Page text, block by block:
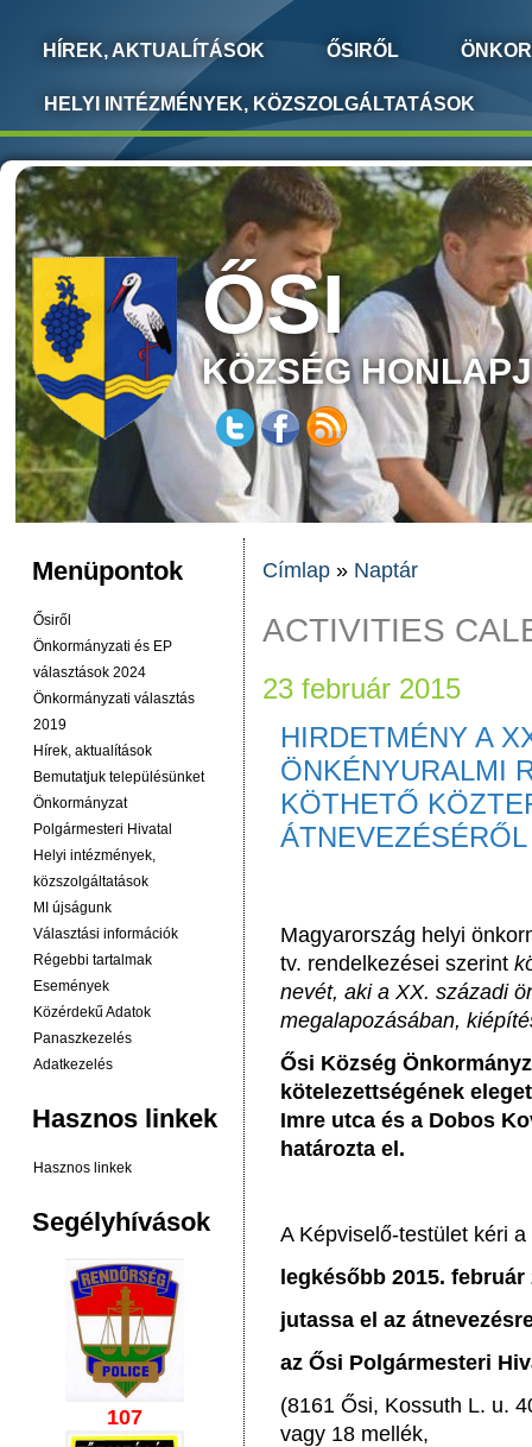
HÍREK, AKTUALÍTÁSOK ŐSIRŐL
HELYI INTÉZMÉNYEK, KÖZSZOLGÁLTATÁSOK
ŐSI
KÖZSÉG
Menüpontok
Ősiről
Önkormányzati és EP
választások 2024
Önkormányzati választás
2019
Hírek, aktualítások
Bemutatjuk településünket
Önkormányzat
Polgármesteri Hivatal
Helyi intézmények,
közszolgáltatások
MI újságunk
Választási információk
Régebbi tartalmak
Események
Közérdekű Adatok
Panaszkezelés
Adatkezelés
Hasznos linkek
Hasznos linkek
Segélyhívások
107
JELENLEGI HELY
Címlap » Naptár
ACTIVITIES
23 február 2015
HIRDETMÉNY A
ÖNKÉNYURALMI
KÖTHETŐ
ÁTNEVEZÉSÉRŐL
Magyarország helyi
tv. rendelkezései szerint
nevét, aki a XX. századi
megalapozásában,
Ősi Község
kötelezettségének
Imre utca és a Dobos
határozta el.
A Képviselő-testület kéri
legkésőbb 2015.
jutassa el az
az Ősi Polgármesteri
(8161 Ősi, Kossuth L. u.
vagy 18 mellék,